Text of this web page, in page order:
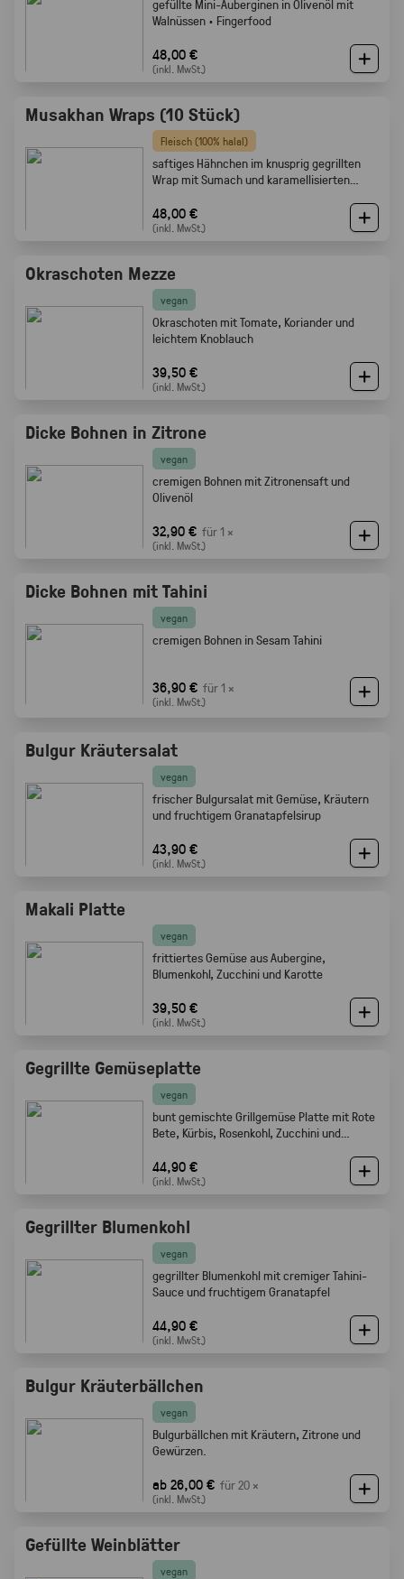
gefüllte Mini-Auberginen in Olivenöl mit
Walnüssen · Fingerfood
48,00 €
(inkl. MwSt.)
Musakhan Wraps (10 Stück)
Fleisch (100% halal)
saftiges Hähnchen im knusprig gegrillten
Wrap mit Sumach und karamellisierten
48,00 €
(inkl. MwSt.)
Okraschoten Mezze
vegan
Okraschoten mit Tomate, Koriander und
leichtem Knoblauch
39,50 €
(inkl. MwSt.)
Dicke Bohnen in Zitrone
vegan
cremigen Bohnen mit Zitronensaft und
Olivenöl
32,90 € für 1 ×
(inkl. MwSt.)
Dicke Bohnen mit Tahini
vegan
cremigen Bohnen in Sesam Tahini
36,90 € für 1 ×
(inkl. MwSt.)
Bulgur Kräutersalat
vegan
frischer Bulgursalat mit Gemüse, Kräutern
und fruchtigem Granatapfelsirup
43,90 €
(inkl. MwSt.)
Makali Platte
vegan
frittiertes Gemüse aus Aubergine,
Blumenkohl, Zucchini und Karotte
39,50 €
(inkl. MwSt.)
Gegrillte Gemüseplatte
vegan
bunt gemischte Grillgemüse Platte mit Rote
Bete, Kürbis, Rosenkohl, Zucchini und
44,90 €
(inkl. MwSt.)
Gegrillter Blumenkohl
vegan
gegrillter Blumenkohl mit cremiger Tahini-
Sauce und fruchtigem Granatapfel
44,90 €
(inkl. MwSt.)
Bulgur Kräuterbällchen
vegan
Bulgurbällchen mit Kräutern, Zitrone und
Gewürzen.
ab 26,00 € für 20 ×
(inkl. MwSt.)
Gefüllte Weinblätter
vegan